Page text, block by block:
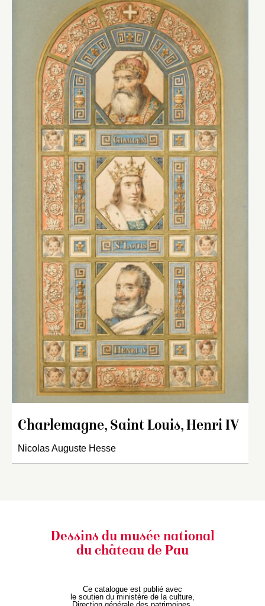
Charlemagne, Saint Louis, Henri IV
Nicolas Auguste Hesse
Dessins du musée national
du château de Pau
Ce catalogue est publié avec
le soutien du ministère de la culture,